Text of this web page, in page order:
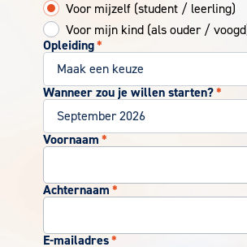
Voor mijzelf (student / leerling)
Voor mijn kind (als ouder /
Opleiding*
Wanneer zou je willen starten?*
Voornaam *
Achternaam *
E-mailadres*